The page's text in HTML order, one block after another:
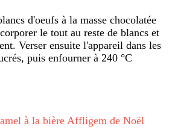
d'oeufs à la masse chocolatée
le tout au reste de blancs et
Verser ensuite l'appareil dans les
puis enfourner à 240 °C
à la bière Affligem de Noël